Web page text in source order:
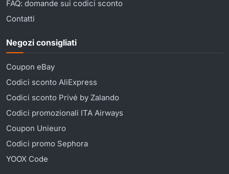
FAQ: domande sui codici sconto
Contatti
Negozi consigliati
Coupon eBay
Codici sconto AliExpress
Codici sconto Privé by Zalando
Codici promozionali ITA Airways
Coupon Unieuro
Codici promo Sephora
YOOX Code